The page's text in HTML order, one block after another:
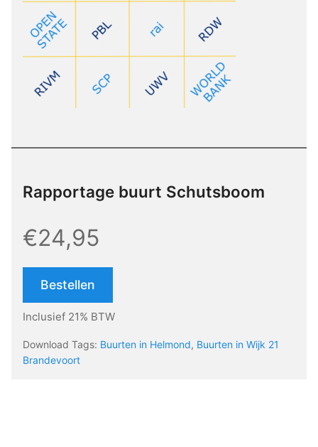
Rapportage buurt Schutsboom
€24,95
Bestellen
Inclusief 21% BTW
Download Tags: Buurten in Helmond, Buurten in Wijk 21
Brandevoort